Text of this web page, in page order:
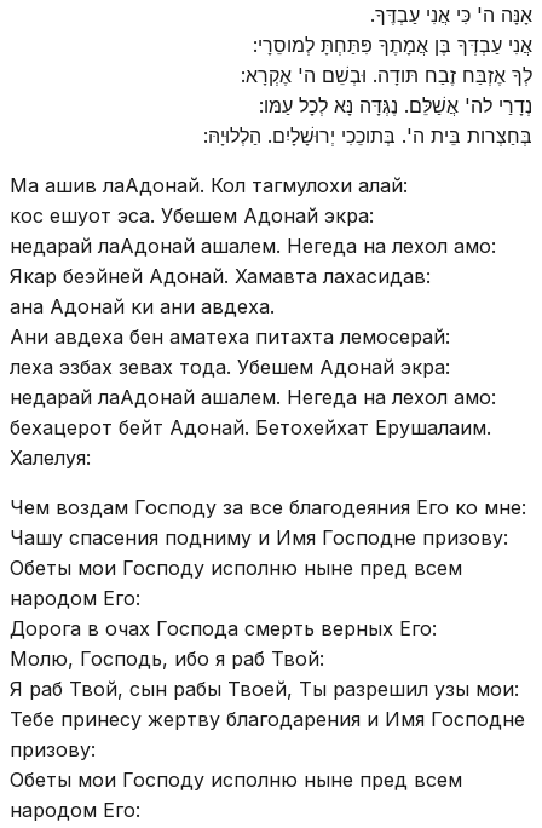
אָנָּה ה' כִּי אֲנִי עַבְדֶּךָ.
אֲנִי עַבְדְּךָ בֶּן אֲמָתֶךָ פִּתַּחְתָּ לְמוסֵרָי:
לְךָ אֶזְבַּח זֶבַח תּודָה. וּבְשֵׁם ה' אֶקְרָא:
נְדָרַי לה' אֲשַׁלֵּם. נֶגְּדָּה נָּא לְכָל עַמּו:
בְּחַצְרות בֵּית ה'. בְּתוכֵכִי יְרוּשָׁלָיִם. הַלְלוּיָהּ:
Ма ашив лаАдонай. Кол тагмулохи алай:
кос ешуот эса. Убешем Адонай экра:
недарай лаАдонай ашалем. Негеда на лехол амо:
Якар беэйней Адонай. Хамавта лахасидав:
ана Адонай ки ани авдеха.
Ани авдеха бен аматеха питахта лемосерай:
леха эзбах зевах тода. Убешем Адонай экра:
недарай лаАдонай ашалем. Негеда на лехол амо:
бехацерот бейт Адонай. Бетохейхат Ерушалаим.
Халелуя:
Чем воздам Господу за все благодеяния Его ко мне:
Чашу спасения подниму и Имя Господне призову:
Обеты мои Господу исполню ныне пред всем
народом Его:
Дорога в очах Господа смерть верных Его:
Молю, Господь, ибо я раб Твой:
Я раб Твой, сын рабы Твоей, Ты разрешил узы мои:
Тебе принесу жертву благодарения и Имя Господне
призову:
Обеты мои Господу исполню ныне пред всем
народом Его: